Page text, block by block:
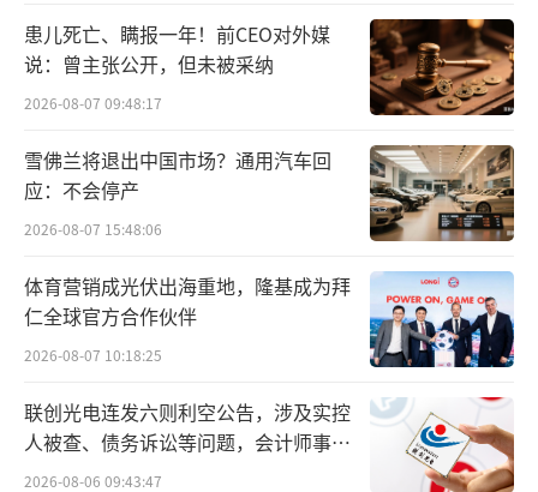
2025年阿维塔完成对引望（华为车BU独立
运营主体）10%股权的收购，对价115亿元，与
赛力斯并列引望两大外部股东（华为80%+阿维
招股书明确提到，阿维塔与引望的合作从
此前的"采购+联合开发"升级为"股权绑定+联合
研发+渠道协同"三层结构，引望不再只是供应
商，而是联营公司。
财务上已体现，2025年阿维塔分占引望联
营利润1.82亿元，是首版招股书完全没有的科
目。
患儿死亡、瞒报一年！前CEO对外媒
说：曾主张公开，但未被采纳
2026-08-07 09:48:17
雪佛兰将退出中国市场？通用汽车回
应：不会停产
2026-08-07 15:48:06
体育营销成光伏出海重地，隆基成为拜
仁全球官方合作伙伴
2026-08-07 10:18:25
联创光电连发六则利空公告，涉及实控
人被查、债务诉讼等问题，会计师事务
所曾出具“保留意见”
2026-08-06 09:43:47